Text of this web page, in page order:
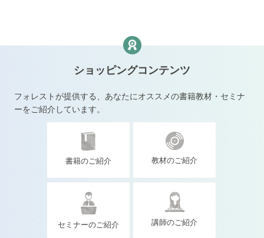
ショッピングコンテンツ
フォレストが提供する、あなたにオススメの書籍教材・セミナ
ーをご紹介しています。
書籍のご紹介 教材のご紹介
セミナーのご紹介 講師のご紹介